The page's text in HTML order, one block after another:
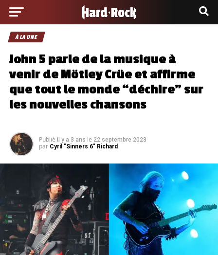
À LA UNE
John 5 parle de la musique à
venir de Mötley Crüe et affirme
que tout le monde “déchire” sur
les nouvelles chansons
Publié il y a 3 ans le 22 septembre 2023
par Cyril "Sinners 6" Richard